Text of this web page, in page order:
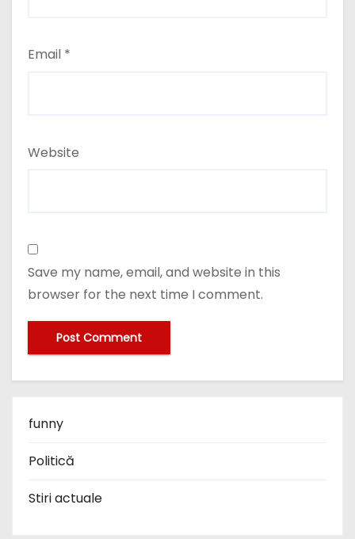
Email *
Website
Save my name, email, and website in this
browser for the next time I comment.
funny
Politică
Stiri actuale